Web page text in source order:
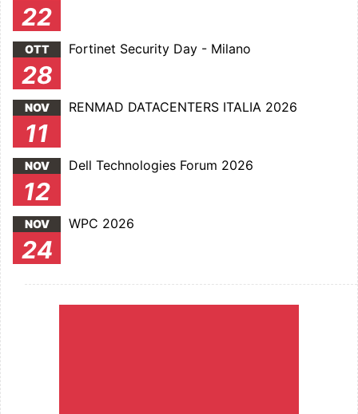
22
OTT
28
Fortinet Security Day - Milano
NOV
11
RENMAD DATACENTERS ITALIA 2026
NOV
12
Dell Technologies Forum 2026
NOV
24
WPC 2026